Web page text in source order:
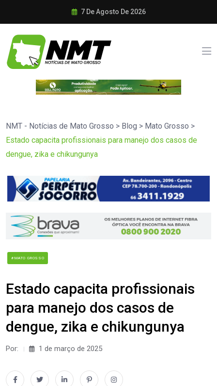
7 De Agosto De 2026
NMT - Notícias de Mato Grosso > Blog > Mato Grosso >
Estado capacita profissionais para manejo dos casos de
dengue, zika e chikungunya
#MATO GROSSO
Estado capacita profissionais
para manejo dos casos de
dengue, zika e chikungunya
Por: 1 de março de 2025